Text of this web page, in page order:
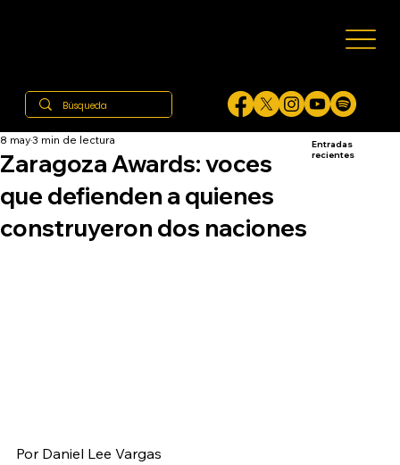
Zaragoza Awards: voces
que defienden a quienes
construyeron dos naciones
8 may3 min de lectura
Por Daniel Lee Vargas
Entradas
recientes